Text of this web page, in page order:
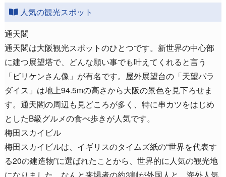
人気の観光スポット
通天閣
通天閣は大阪観光スポットのひとつです。新世界の中心部
に建つ展望塔で、どんな願い事でも叶えてくれると言う
「ビリケンさん像」が有名です。屋外展望台の「天望パラ
ダイス」は地上94.5mの高さから大阪の景色を見下ろせま
す。通天閣の周辺も見どころが多く、特に串カツをはじめ
としたB級グルメの食べ歩きが人気です。
梅田スカイビル
梅田スカイビルは、イギリスのタイムズ紙の“世界を代表す
る20の建造物”に選ばれたことから、世界的に人気の観光地
になりました。なんと来場者の約3割が外国人と、海外人気